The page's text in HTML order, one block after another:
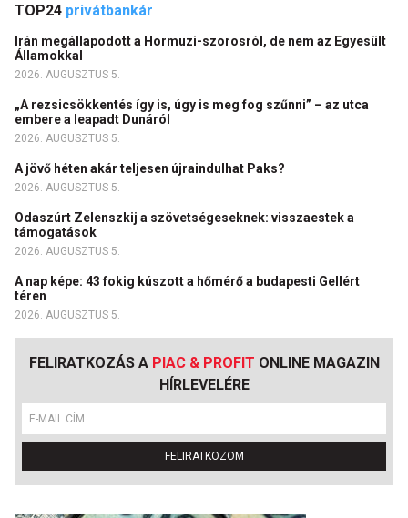
TOP24 privátbankár
Irán megállapodott a Hormuzi-szorosról, de nem az Egyesült
Államokkal
2026. AUGUSZTUS 5.
„A rezsicsökkentés így is, úgy is meg fog szűnni” – az utca
embere a leapadt Dunáról
2026. AUGUSZTUS 5.
A jövő héten akár teljesen újraindulhat Paks?
2026. AUGUSZTUS 5.
Odaszúrt Zelenszkij a szövetségeseknek: visszaestek a
támogatások
2026. AUGUSZTUS 5.
A nap képe: 43 fokig kúszott a hőmérő a budapesti Gellért
téren
2026. AUGUSZTUS 5.
FELIRATKOZÁS A PIAC & PROFIT ONLINE MAGAZIN
HÍRLEVELÉRE
FELIRATKOZOM